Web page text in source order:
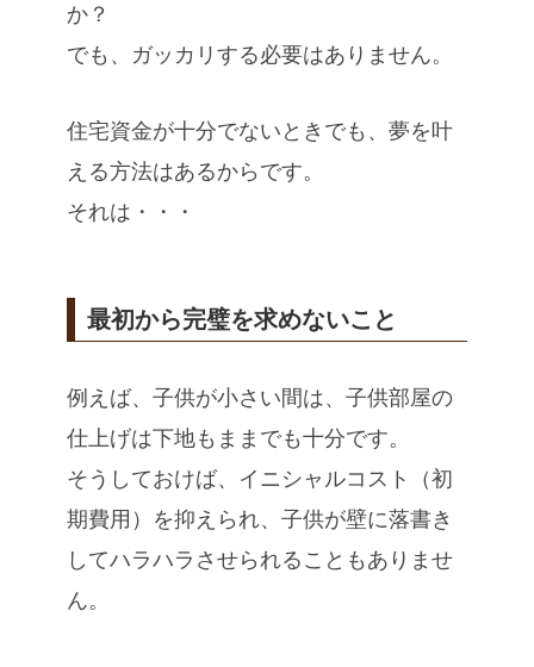
か？
でも、ガッカリする必要はありません。
住宅資金が十分でないときでも、夢を叶
える方法はあるからです。
それは・・・
最初から完璧を求めないこと
例えば、子供が小さい間は、子供部屋の
仕上げは下地もままでも十分です。
そうしておけば、イニシャルコスト（初
期費用）を抑えられ、子供が壁に落書き
してハラハラさせられることもありませ
ん。